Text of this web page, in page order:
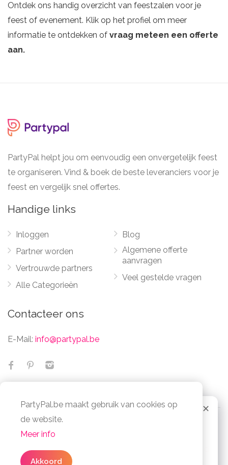
Ontdek ons handig overzicht van feestzalen voor je
feest of evenement. Klik op het profiel om meer
informatie te ontdekken of vraag meteen een offerte
aan.
PartyPal helpt jou om eenvoudig een onvergetelijk feest
te organiseren. Vind & boek de beste leveranciers voor je
feest en vergelijk snel offertes.
Handige links
Inloggen
Partner worden
Vertrouwde partners
Alle Categorieën
Blog
Algemene offerte
aanvragen
Veel gestelde vragen
Contacteer ons
E-Mail: info@partypal.be
© Partypal 2026 Alle Rechten Voorbehouden -
Algemene voorwaarden
Geen zin om te zoeken
offerte in en bespaar je tijd en moeite.
✕
PartyPal.be maakt gebruik van cookies op
de website.
Meer info
Akkoord